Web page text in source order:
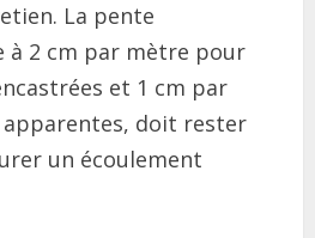
La pente
à 2 cm par mètre pour
et 1 cm par
doit rester
un écoulement